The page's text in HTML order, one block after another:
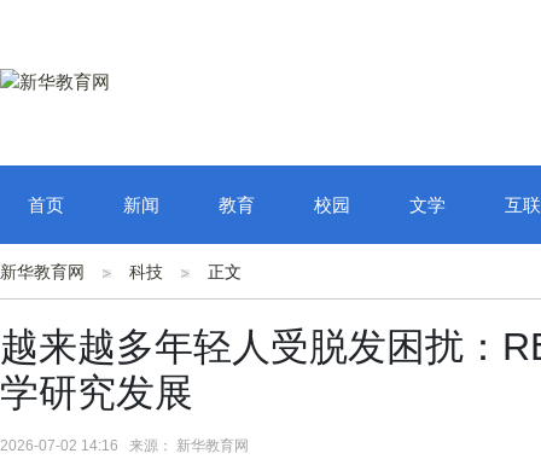
首页 新闻 教育 校园 文学 互
新华教育网 科技 正文
越来越多年轻人受脱发困扰：
学研究发展
2026-07-02 14:16 来源： 新华教育网